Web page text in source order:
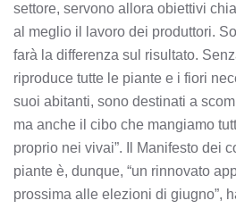
settore, servono allora obiettivi
al meglio il lavoro dei produttori.
farà la differenza sul risultato.
riproduce tutte le piante e i fiori
suoi abitanti, sono destinati a
ma anche il cibo che mangiamo
proprio nei vivai”. Il Manifesto dei
piante è, dunque, “un rinnovato
prossima alle elezioni di giugno”,